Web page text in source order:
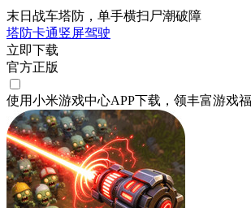
末日战车塔防，单手横扫尸潮破障
塔防卡通竖屏驾驶
立即下载
官方正版
使用小米游戏中心APP下载 ，领丰富游戏